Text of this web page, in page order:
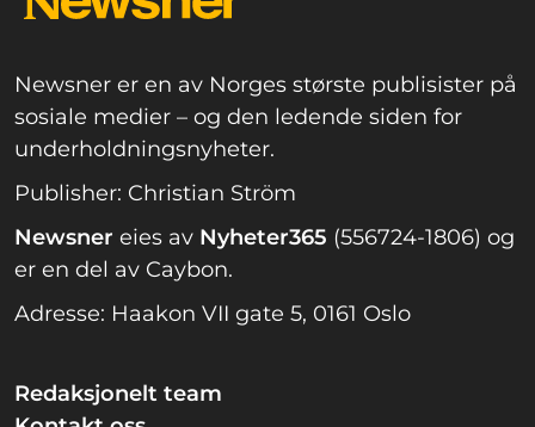
Newsner er en av Norges største publisister på
sosiale medier – og den ledende siden for
underholdningsnyheter.
Publisher: Christian Ström
Newsner eies av Nyheter365 (556724-1806) og
er en del av Caybon.
Adresse: Haakon VII gate 5, 0161 Oslo
Redaksjonelt team